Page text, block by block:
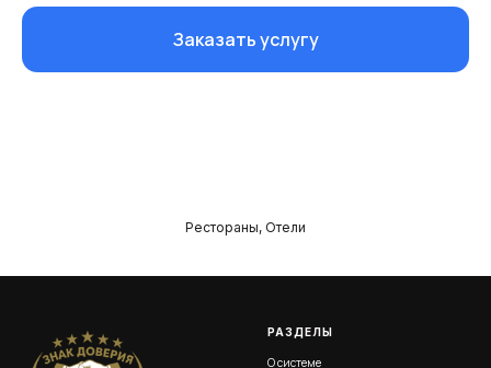
Заказать услугу
Рестораны, Отели
РАЗДЕЛЫ
О системе